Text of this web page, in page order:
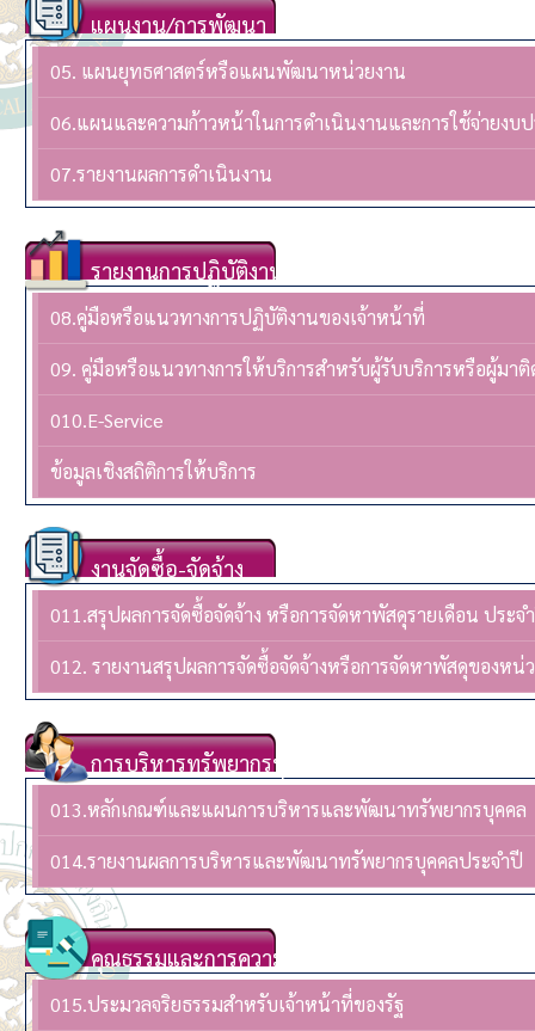
แผนงาน/การพัฒนา
05. แผนยุทธศาสตร์หรือแผนพัฒนาหน่วยงาน
06.แผนและความก้าวหน้าในการดำเนินงานและการใช้จ่ายงบ
07.รายงานผลการดำเนินงาน
รายงานการปฏิบัติงาน
08.คู่มือหรือแนวทางการปฏิบัติงานของเจ้าหน้าที่
09. คู่มือหรือแนวทางการให้บริการสำหรับผู้รับบริการหรือผู้มา
010.E-Service
ข้อมูลเชิงสถิติการให้บริการ
งานจัดซื้อ-จัดจ้าง
011.สรุปผลการจัดซื้อจัดจ้าง หรือการจัดหาพัสดุรายเดือน ประ
012. รายงานสรุปผลการจัดซื้อจัดจ้างหรือการจัดหาพัสดุของห
การบริหารทรัพยากรบุคล
013.หลักเกณฑ์และแผนการบริหารและพัฒนาทรัพยากรบุคคล
014.รายงานผลการบริหารและพัฒนาทรัพยากรบุคคลประจําปี
คุณธรรมและการความโปร่งใส
015.ประมวลจริยธรรมสำหรับเจ้าหน้าที่ของรัฐ